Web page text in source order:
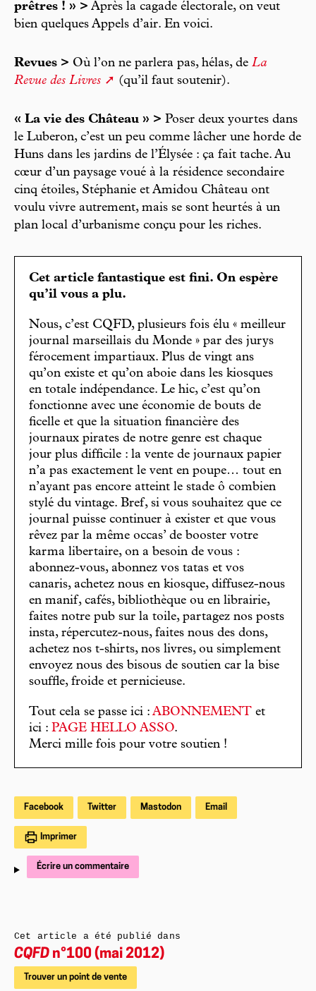
prêtres ! » > Après la cagade électorale, on veut
bien quelques Appels d’air. En voici.
Revues > Où l’on ne parlera pas, hélas, de La
Revue des Livres
(qu’il faut soutenir).
« La vie des Château » > Poser deux yourtes dans
le Luberon, c’est un peu comme lâcher une horde de
Huns dans les jardins de l’Élysée : ça fait tache. Au
cœur d’un paysage voué à la résidence secondaire
cinq étoiles, Stéphanie et Amidou Château ont
voulu vivre autrement, mais se sont heurtés à un
plan local d’urbanisme conçu pour les riches.
Cet article fantastique est fini. On espère
qu’il vous a plu.
Nous, c’est CQFD, plusieurs fois élu « meilleur
journal marseillais du Monde » par des jurys
férocement impartiaux. Plus de vingt ans
qu’on existe et qu’on aboie dans les kiosques
en totale indépendance. Le hic, c’est qu’on
fonctionne avec une économie de bouts de
ficelle et que la situation financière des
journaux pirates de notre genre est chaque
jour plus difficile : la vente de journaux papier
n’a pas exactement le vent en poupe… tout en
n’ayant pas encore atteint le stade ô combien
stylé du vintage. Bref, si vous souhaitez que ce
journal puisse continuer à exister et que vous
rêvez par la même occas’ de booster votre
karma libertaire, on a besoin de vous :
abonnez-vous, abonnez vos tatas et vos
canaris, achetez nous en kiosque, diffusez-nous
en manif, cafés, bibliothèque ou en librairie,
faites notre pub sur la toile, partagez nos posts
insta, répercutez-nous, faites nous des dons,
achetez nos t-shirts, nos livres, ou simplement
envoyez nous des bisous de soutien car la bise
souffle, froide et pernicieuse.
Tout cela se passe ici : ABONNEMENT et
ici : PAGE HELLO ASSO.
Merci mille fois pour votre soutien !
Facebook Twitter Mastodon Email
Imprimer
Écrire un commentaire
Cet article a été publié dans
CQFD n°100 (mai 2012)
Trouver un point de vente